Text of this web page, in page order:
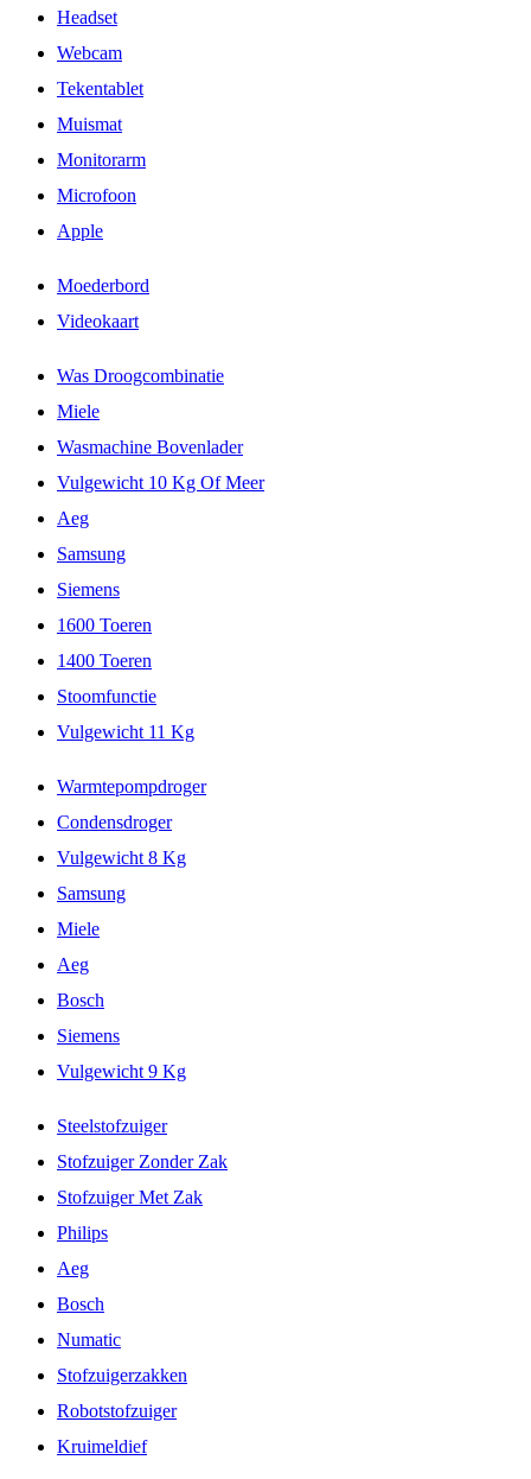
Headset
Webcam
Tekentablet
Muismat
Monitorarm
Microfoon
Apple
Moederbord
Videokaart
Was Droogcombinatie
Miele
Wasmachine Bovenlader
Vulgewicht 10 Kg Of Meer
Aeg
Samsung
Siemens
1600 Toeren
1400 Toeren
Stoomfunctie
Vulgewicht 11 Kg
Warmtepompdroger
Condensdroger
Vulgewicht 8 Kg
Samsung
Miele
Aeg
Bosch
Siemens
Vulgewicht 9 Kg
Steelstofzuiger
Stofzuiger Zonder Zak
Stofzuiger Met Zak
Philips
Aeg
Bosch
Numatic
Stofzuigerzakken
Robotstofzuiger
Kruimeldief